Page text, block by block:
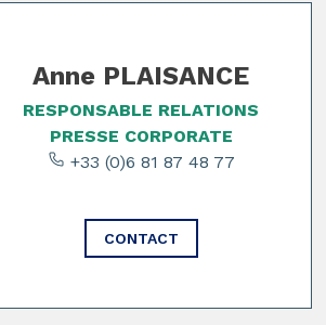
Anne PLAISANCE
RESPONSABLE RELATIONS
PRESSE CORPORATE
+33 (0)6 81 87 48 77
CONTACT